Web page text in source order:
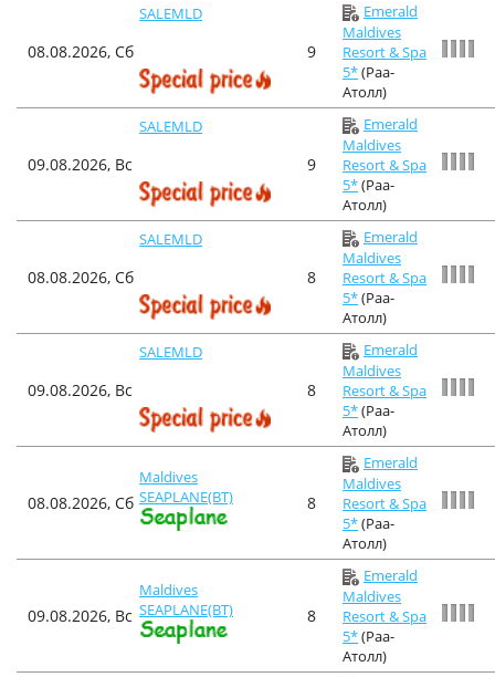
08.08.2026, Сб
SALEMLD
9
Emerald
Maldives
Resort & Spa
5*(Раа-
Атолл)
09.08.2026, Вс
SALEMLD
9
Emerald
Maldives
Resort & Spa
5*(Раа-
Атолл)
08.08.2026, Сб
SALEMLD
8
Emerald
Maldives
Resort & Spa
5*(Раа-
Атолл)
09.08.2026, Вс
SALEMLD
8
Emerald
Maldives
Resort & Spa
5*(Раа-
Атолл)
08.08.2026, Сб
Maldives
SEAPLANE(BT)
8
Emerald
Maldives
Resort & Spa
5*(Раа-
Атолл)
09.08.2026, Вс
Maldives
SEAPLANE(BT)
8
Emerald
Maldives
Resort & Spa
5*(Раа-
Атолл)